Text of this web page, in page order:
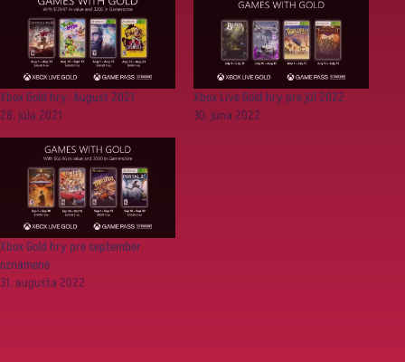
Xbox Gold hry: August 2021
28. júla 2021
Xbox Live Gold hry pre júl 2022
30. júna 2022
Xbox Gold hry pre september
oznámené
31. augusta 2022